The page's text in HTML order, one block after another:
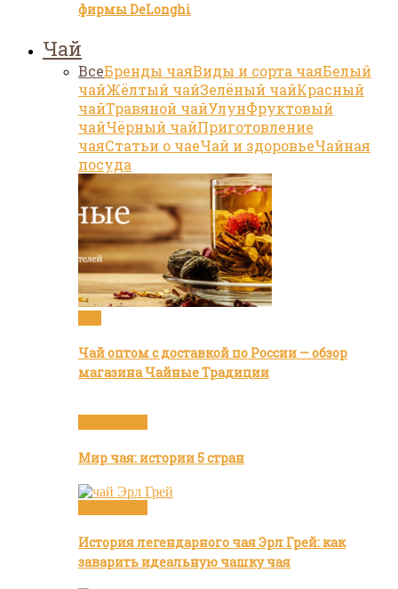
фирмы DeLonghi
Чай
ВсеБренды чаяВиды и сорта чаяБелый
чайЖёлтый чайЗелёный чайКрасный
чайТравяной чайУлунФруктовый
чайЧёрный чайПриготовление
чаяСтатьи о чаеЧай и здоровьеЧайная
посуда
Чай оптом с доставкой по России — обзор
магазина Чайные Традиции
Мир чая: истории 5 стран
История легендарного чая Эрл Грей: как
заварить идеальную чашку чая